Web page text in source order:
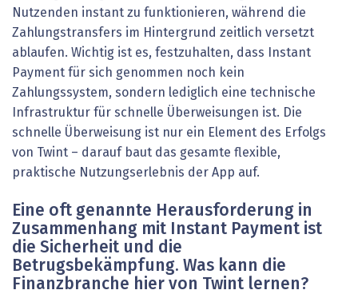
Nutzenden instant zu funktionieren, während die
Zahlungstransfers im Hintergrund zeitlich versetzt
ablaufen. Wichtig ist es, festzuhalten, dass Instant
Payment für sich genommen noch kein
Zahlungssystem, sondern lediglich eine technische
Infrastruktur für schnelle Überweisungen ist. Die
schnelle Überweisung ist nur ein Element des Erfolgs
von Twint – darauf baut das gesamte flexible,
praktische Nutzungserlebnis der App auf.
Eine oft genannte Herausforderung in
Zusammenhang mit Instant Payment ist
die Sicherheit und die
Betrugsbekämpfung. Was kann die
Finanzbranche hier von Twint lernen?